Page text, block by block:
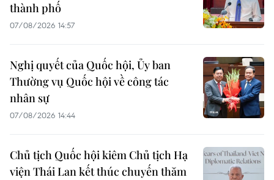
thành phố
07/08/2026 14:57
Nghị quyết của Quốc hội, Ủy ban
Thường vụ Quốc hội về công tác
nhân sự
07/08/2026 14:44
Chủ tịch Quốc hội kiêm Chủ tịch Hạ
viện Thái Lan kết thúc chuyến thăm